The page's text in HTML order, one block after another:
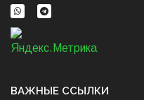
ВАЖНЫЕ ССЫЛКИ